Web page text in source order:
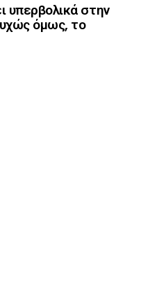
υπερβολικά στην
όμως, το